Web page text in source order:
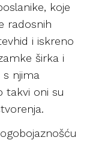
koje
radosnih
i iskreno
širka i
s njima
takvi oni su